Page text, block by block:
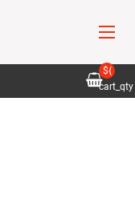
${
cart_qty